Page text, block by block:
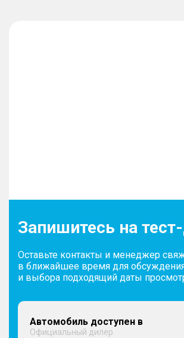
Запишитесь на
Оставьте контакты и менеджер
в ближайшее время для
и выбора подходящий даты
Автомобиль доступен в
Официальный дилер